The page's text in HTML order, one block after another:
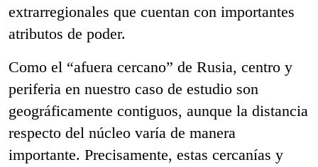
extrarregionales que cuentan con importantes
atributos de poder.
Como el “afuera cercano” de Rusia, centro y
periferia en nuestro caso de estudio son
geográficamente contiguos, aunque la distancia
respecto del núcleo varía de manera
importante. Precisamente, estas cercanías y